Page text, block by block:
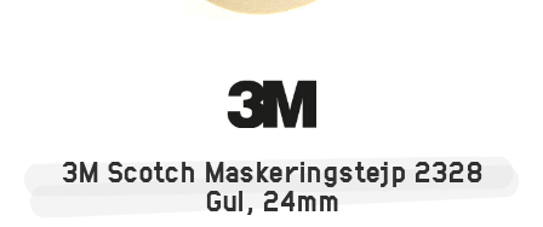
3M Scotch Maskeringstejp 2328
Gul, 24mm